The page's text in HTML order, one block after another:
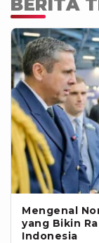
BERITA
Mengenal
yang Bikin
Indonesia